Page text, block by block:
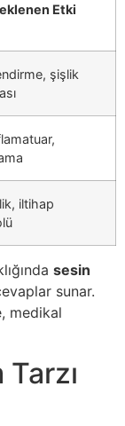
Etki
şişlik
iltihap
sesin
sunar.
medikal